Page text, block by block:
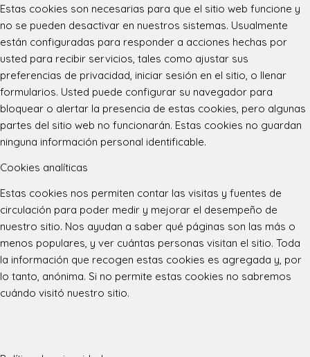
Estas cookies son necesarias para que el sitio web funcione y
no se pueden desactivar en nuestros sistemas. Usualmente
están configuradas para responder a acciones hechas por
usted para recibir servicios, tales como ajustar sus
preferencias de privacidad, iniciar sesión en el sitio, o llenar
formularios. Usted puede configurar su navegador para
bloquear o alertar la presencia de estas cookies, pero algunas
partes del sitio web no funcionarán. Estas cookies no guardan
ninguna información personal identificable.
Cookies analíticas
Estas cookies nos permiten contar las visitas y fuentes de
circulación para poder medir y mejorar el desempeño de
nuestro sitio. Nos ayudan a saber qué páginas son las más o
menos populares, y ver cuántas personas visitan el sitio. Toda
la información que recogen estas cookies es agregada y, por
lo tanto, anónima. Si no permite estas cookies no sabremos
cuándo visitó nuestro sitio.